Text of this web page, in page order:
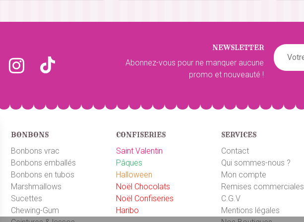
à la description
dedans. Mais j'en ai d'avance.
du 16/11/2020
du 06/11/2020
NEWSLETTER
Abonnez-vous pour ne manquer aucune
promo et nouveauté !
BONBONS
Bonbons vrac
Bonbons emballés
Bonbons en tubos
Marshmallows
Sucettes
Chewing-Gum
CONFISERIES
Saint Valentin
Pâques
Halloween
Noël Chocolats
Noël Confiseries
Haribo
SERVICES
Contact
Qui sommes-nous ?
Mon compte
Remises commerciales
C.G.V
Mentions légales